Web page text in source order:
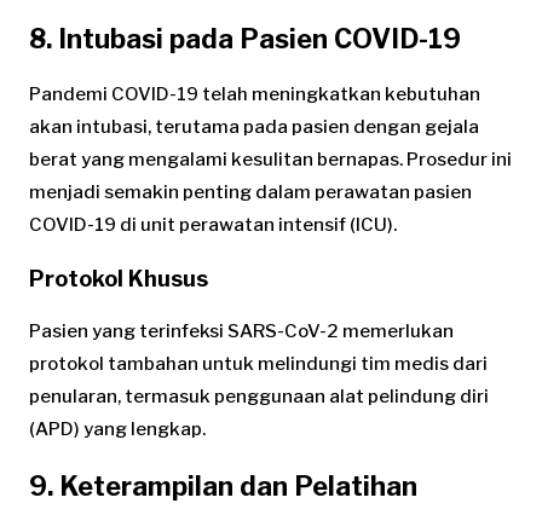
8. Intubasi pada Pasien COVID-19
Pandemi COVID-19 telah meningkatkan kebutuhan
akan intubasi, terutama pada pasien dengan gejala
berat yang mengalami kesulitan bernapas. Prosedur ini
menjadi semakin penting dalam perawatan pasien
COVID-19 di unit perawatan intensif (ICU).
Protokol Khusus
Pasien yang terinfeksi SARS-CoV-2 memerlukan
protokol tambahan untuk melindungi tim medis dari
penularan, termasuk penggunaan alat pelindung diri
(APD) yang lengkap.
9. Keterampilan dan Pelatihan